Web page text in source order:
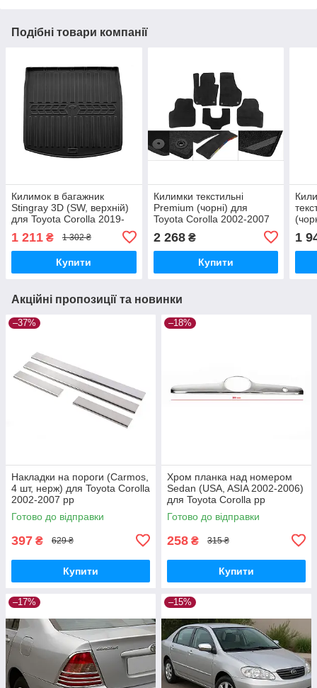
Подібні товари компанії
Килимок в багажник
Stingray 3D (SW, верхній)
для Toyota Corolla 2019-
1 211 ₴ 1 302 ₴
Купити
Килимки текстильні
Premium (чорні) для
Toyota Corolla 2002-2007
2 268₴
Купити
1
Акційні пропозиції та новинки
–37%
Накладки на пороги (Carmos,
4 шт, нерж) для Toyota Corolla
2002-2007 рр
Готово до відправки
397 ₴ 629 ₴
Купити
–18%
Хром планка над номером
Sedan (USA, ASIA 2002-2006)
для Toyota Corolla рр
Готово до відправки
258 ₴ 315 ₴
Купити
–17% –15%